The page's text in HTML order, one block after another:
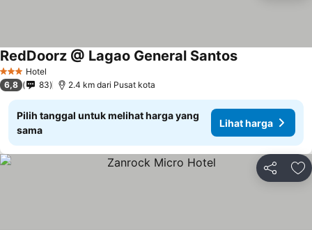
3 BintangHotel
RedDoorz @ Lagao General Santos
6,8 83 2.4 km dari Pusat kota
Pilih tanggal untuk melihat harga yang
sama
Lihat harga
Bagikan